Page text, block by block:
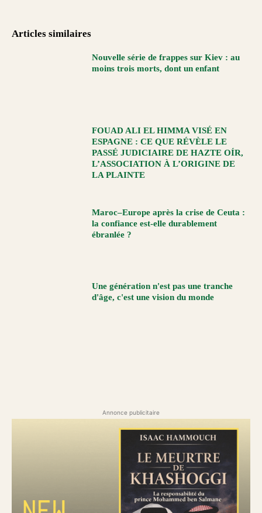
Articles similaires
Nouvelle série de frappes sur Kiev : au
moins trois morts, dont un enfant
FOUAD ALI EL HIMMA VISÉ EN
ESPAGNE : CE QUE RÉVÈLE LE
PASSÉ JUDICIAIRE DE HAZTE OÍR,
L’ASSOCIATION À L’ORIGINE DE
LA PLAINTE
Maroc–Europe après la crise de Ceuta :
la confiance est-elle durablement
ébranlée ?
Une génération n'est pas une tranche
d'âge, c'est une vision du monde
Annonce publicitaire